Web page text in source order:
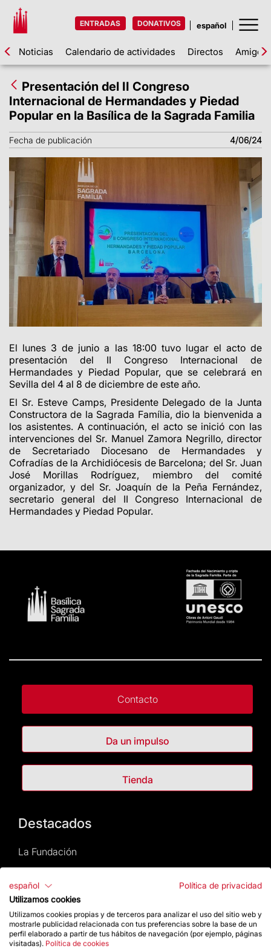
ENTRADAS DONATIVOS
Noticias Calendario de actividades Directos Amigos
Presentación del II Congreso
Internacional de Hermandades y Piedad
Popular en la Basílica de la Sagrada Familia
Fecha de publicación 4/06/24
El lunes 3 de junio a las 18:00 tuvo lugar el acto de
presentación del II Congreso Internacional de
Hermandades y Piedad Popular, que se celebrará en
Sevilla del 4 al 8 de diciembre de este año.
El Sr. Esteve Camps, Presidente Delegado de la Junta
Constructora de la Sagrada Família, dio la bienvenida a
los asistentes. A continuación, el acto se inició con las
intervenciones del Sr. Manuel Zamora Negrillo, director
de Secretariado Diocesano de Hermandades y
Cofradías de la Archidiócesis de Barcelona; del Sr. Juan
José Morillas Rodríguez, miembro del comité
organizador, y del Sr. Joaquín de la Peña Fernández,
secretario general del II Congreso Internacional de
Hermandades y Piedad Popular.
Contacto
Da un impulso
Tienda
Destacados
La Fundación
Preguntas frecuentes
Atención al Visitante
Normativa y condiciones de compra
español
Política de privacidad
Utilizamos cookies
Utilizamos cookies propias y de terceros para analizar el uso del sitio web y
mostrarle publicidad relacionada con tus preferencias sobre la base de un
perfil elaborado a partir de tus hábitos de navegación (por ejemplo, páginas
visitadas). Política de cookies